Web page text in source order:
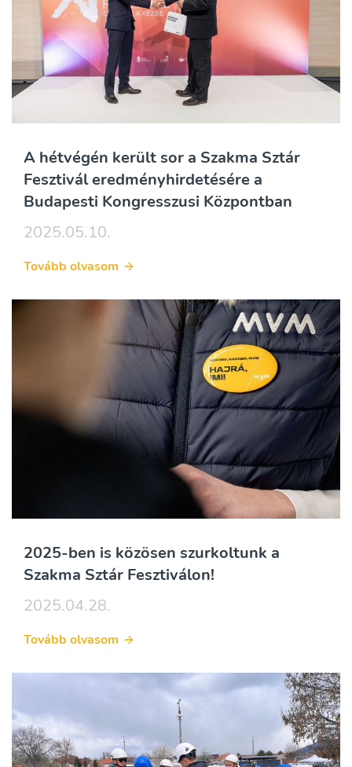
A hétvégén került sor a Szakma Sztár
Fesztivál eredményhirdetésére a
Budapesti Kongresszusi Központban
2025.05.10.
Tovább olvasom
2025-ben is közösen szurkoltunk a
Szakma Sztár Fesztiválon!
2025.04.28.
Tovább olvasom